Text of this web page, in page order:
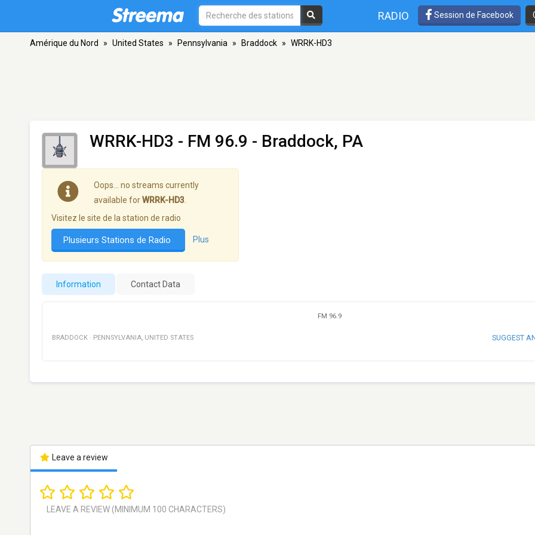
RADIO Session de Facebook
Amérique du Nord » United States » Pennsylvania » Braddock » WRRK-HD3
WRRK-HD3 - FM 96.9 - Braddock, PA
Oops… no streams currently
available forWRRK-HD3
Visitez le site de la station de radio
Plusieurs Stations de Radio Plus
Information Contact Data
FM 96.9
BRADDOCK · PENNSYLVANIA, UNITED STATES SUGGEST
Leave a review